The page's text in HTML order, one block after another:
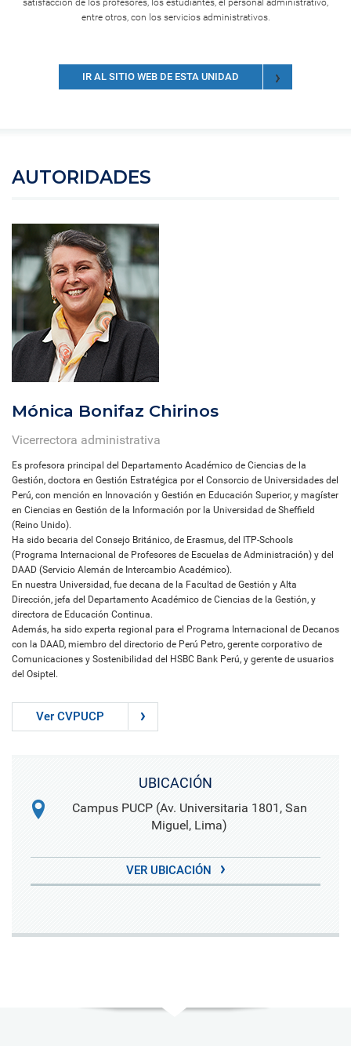
entre otros, con los servicios administrativos.
IR AL SITIO WEB DE ESTA UNIDAD
AUTORIDADES
Mónica Bonifaz Chirinos
Vicerrectora administrativa
Es profesora principal del Departamento Académico de Ciencias de la
Gestión, doctora en Gestión Estratégica por el Consorcio de Universidades del
Perú, con mención en Innovación y Gestión en Educación Superior, y magíster
en Ciencias en Gestión de la Información por la Universidad de Sheffield
(Reino Unido).
Ha sido becaria del Consejo Británico, de Erasmus, del ITP-Schools
(Programa Internacional de Profesores de Escuelas de Administración) y del
DAAD (Servicio Alemán de Intercambio Académico).
En nuestra Universidad, fue decana de la Facultad de Gestión y Alta
Dirección, jefa del Departamento Académico de Ciencias de la Gestión, y
directora de Educación Continua.
Además, ha sido experta regional para el Programa Internacional de Decanos
con la DAAD, miembro del directorio de Perú Petro, gerente corporativo de
Comunicaciones y Sostenibilidad del HSBC Bank Perú, y gerente de usuarios
del Osiptel.
Ver CVPUCP
UBICACIÓN
Campus PUCP (Av. Universitaria 1801, San
Miguel, Lima)
VER UBICACIÓN